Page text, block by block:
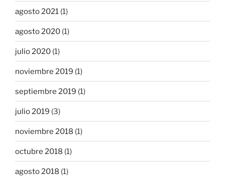
agosto 2021 (1)
agosto 2020 (1)
julio 2020 (1)
noviembre 2019 (1)
septiembre 2019 (1)
julio 2019 (3)
noviembre 2018 (1)
octubre 2018 (1)
agosto 2018 (1)